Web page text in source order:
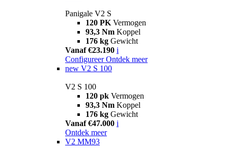
Panigale V2 S
120 PK Vermogen
93,3 Nm Koppel
176 kg Gewicht
Vanaf €23.190 i
Configureer Ontdek meer
new V2 S 100
V2 S 100
120 pk Vermogen
93,3 Nm Koppel
176 kg Gewicht
Vanaf €47.000 i
Ontdek meer
V2 MM93